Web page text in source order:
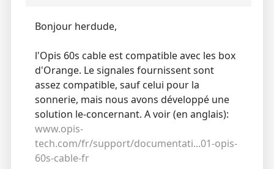
Bonjour herdude,
l'Opis 60s cable est compatible avec les box
d'Orange. Le signales fournissent sont
assez compatible, sauf celui pour la
sonnerie, mais nous avons développé une
solution le-concernant. A voir (en anglais):
www.opis-
tech.com/fr/support/documentati...01-opis-
60s-cable-fr